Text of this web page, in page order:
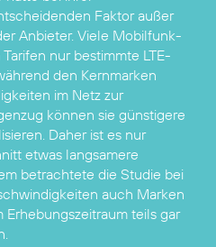
Faktor außer
Anbieter. Viele Mobilfunk-
nur bestimmte LTE-
den Kernmarken
im Netz zur
können sie günstigere
Daher ist es nur
etwas langsamere
betrachtete die Studie bei
auch Marken
teils gar